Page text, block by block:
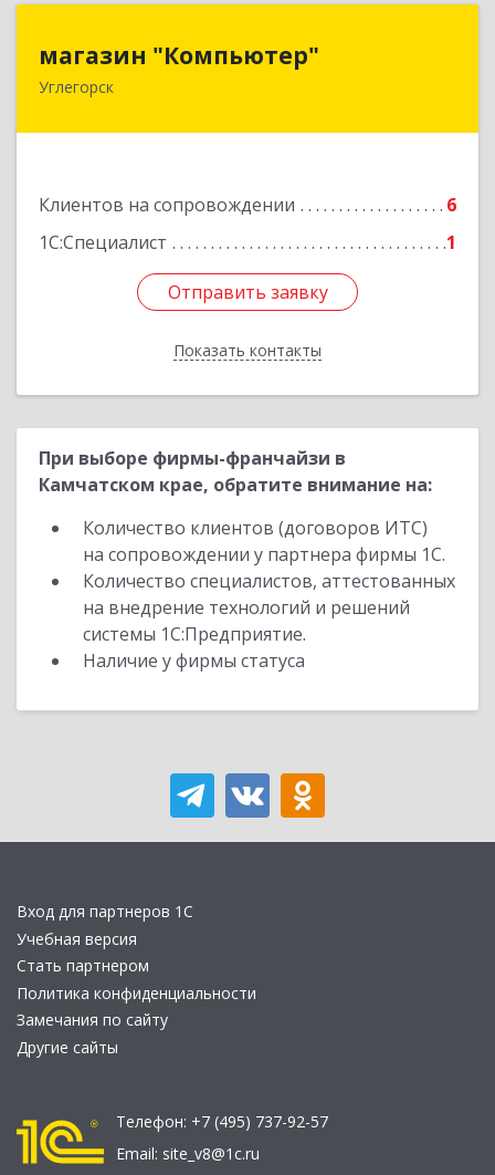
магазин "Компьютер"
Углегорск
Клиентов на сопровождении
6
1С:Специалист
1
Отправить заявку
Показать контакты
694920, Сахалинская обл, Углегорский р-н,
Отправить заявку
Назад
При выборе фирмы-франчайзи в
Камчатском крае, обратите внимание на:
Количество клиентов (договоров ИТС)
на сопровождении у партнера фирмы 1С.
Количество специалистов, аттестованных
на внедрение технологий и решений
системы 1С:Предприятие.
Наличие у фирмы статуса
Вход для партнеров 1С
Учебная версия
Стать партнером
Политика конфиденциальности
Замечания по сайту
Другие сайты
Телефон: +7 (495) 737-92-57
Email: site_v8@1c.ru